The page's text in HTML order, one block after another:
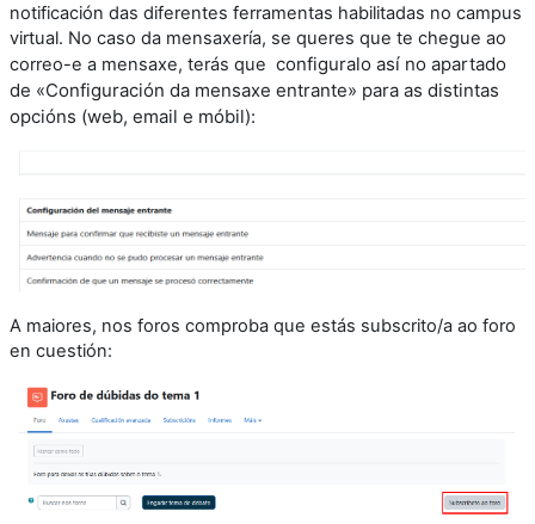
notificación das diferentes ferramentas habilitadas no campus
virtual. No caso da mensaxería, se queres que te chegue ao
correo-e a mensaxe, terás que configuralo así no apartado
de «Configuración da mensaxe entrante» para as distintas
opcións (web, email e móbil):
A maiores, nos foros comproba que estás subscrito/a ao foro
en cuestión: